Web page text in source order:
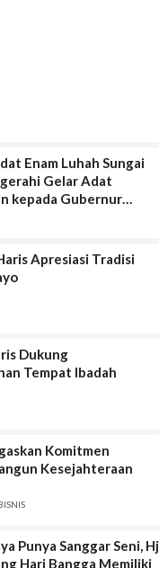
Enam Luhah Sungai
Gelar Adat
kepada Gubernur
Apresiasi Tradisi
Dukung
Tempat Ibadah
Komitmen
Kesejahteraan
Punya Sanggar Seni, Hj
Hari Bangga Memiliki